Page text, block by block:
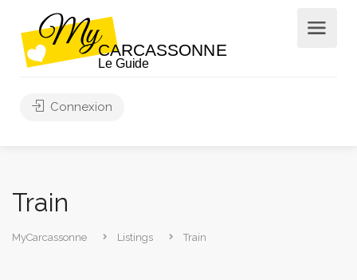
Connexion
Train
MyCarcassonne Listings Train